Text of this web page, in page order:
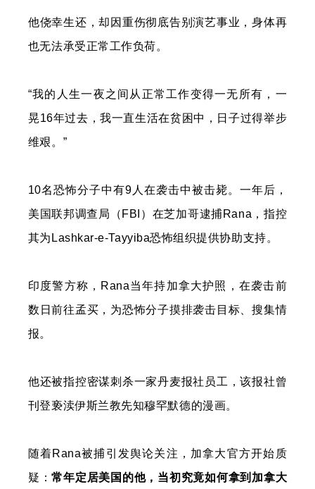
他侥幸生还，却因重伤彻底告别演艺事业，身体再
也无法承受正常工作负荷。
“我的人生一夜之间从正常工作变得一无所有，一
晃16年过去，我一直生活在贫困中，日子过得举步
维艰。”
10名恐怖分子中有9人在袭击中被击毙。一年后，
美国联邦调查局（FBI）在芝加哥逮捕Rana，指控
其为Lashkar-e-Tayyiba恐怖组织提供协助支持。
印度警方称，Rana当年持加拿大护照，在袭击前
数日前往孟买，为恐怖分子摸排袭击目标、搜集情
报。
他还被指控密谋刺杀一家丹麦报社员工，该报社曾
刊登亵渎伊斯兰教先知穆罕默德的漫画。
随着Rana被捕引发舆论关注，加拿大官方开始质
疑：常年定居美国的他，当初究竟如何拿到加拿大